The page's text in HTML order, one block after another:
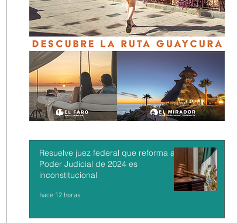
Resuelve juez federal que reforma al
Poder Judicial de 2024 es
inconstitucional
hace 12 horas